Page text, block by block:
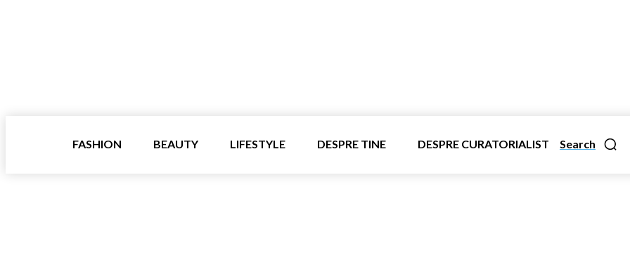
Search
FASHION BEAUTY LIFESTYLE DESPRE TINE DESPRE CURATORIALIST